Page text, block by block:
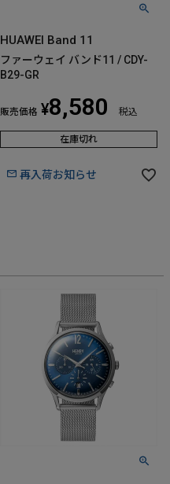
HUAWEI Band 11
ファーウェイ バンド11 / CDY-
B29-GR
販売価格 ¥8,580 税込
在庫切れ
再入荷お知らせ